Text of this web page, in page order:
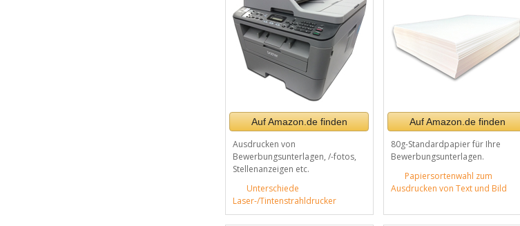
Auf Amazon.de finden
Ausdrucken von
Bewerbungsunterlagen, /-fotos,
Stellenanzeigen etc.
Unterschiede
Laser-/Tintenstrahldrucker
Auf Amazon.de finden
80g-Standardpapier für Ihre
Bewerbungsunterlagen.
Papiersortenwahl zum
Ausdrucken von Text und Bild